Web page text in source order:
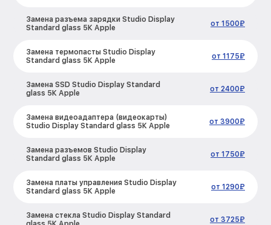
Замена разъема зарядки Studio Display
Standard glass 5К Apple
от 1500₽
Замена термопасты Studio Display
Standard glass 5К Apple
от 1175₽
Замена SSD Studio Display Standard
glass 5К Apple
от 2400₽
Замена видеоадаптера (видеокарты)
Studio Display Standard glass 5К Apple
от 3900₽
Замена разъемов Studio Display
Standard glass 5К Apple
от 1750₽
Замена платы управления Studio Display
Standard glass 5К Apple
от 1290₽
Замена стекла Studio Display Standard
от 3725₽